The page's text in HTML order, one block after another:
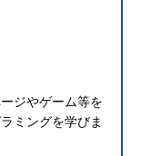
ジやゲーム等を
ミングを学びま